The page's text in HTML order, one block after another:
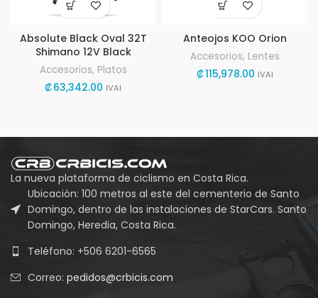
Absolute Black Oval 32T
Shimano 12V Black
Accesorios, Platos
₡63,342.00 IVAI
Anteojos KOO Orion
Accesorios, Lentes
₡115,978.00 IVAI
La nueva plataforma de ciclismo en Costa Rica.
Ubicación: 100 metros al este del cementerio de Santo
Domingo, dentro de las instalaciones de StarCars. Santo
Domingo, Heredia, Costa Rica.
Teléfono: +506 6201-6565
Correo: pedidos@crbicis.com